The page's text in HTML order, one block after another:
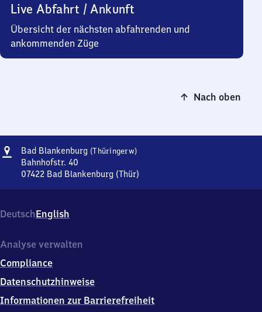
Live Abfahrt / Ankunft
Übersicht der nächsten abfahrenden und
ankommenden Züge
Nach oben
Adresse
Bad Blankenburg (Thüringerw)Ba​
Blankenburg
Bahnhofstr. 40
07422 Bad Blankenburg (Thür)
Blankenburg
(Thüringerwald),
40,
7
4
2
DeutschEnglish
Analyse verwalten
Compliance
Datenschutzhinweise
Informationen zur Barrierefreiheit